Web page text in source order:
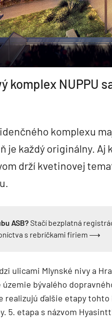
komplex NUPPU
komplexu
je každý originálny. Aj
drží kvetinovej
ASB?Stačí bezplatná
s rebríčkami firiem ⟶
ulicami Mlynské nivy a
bývalého
realizujú ďalšie etapy
5. etapa s názvom